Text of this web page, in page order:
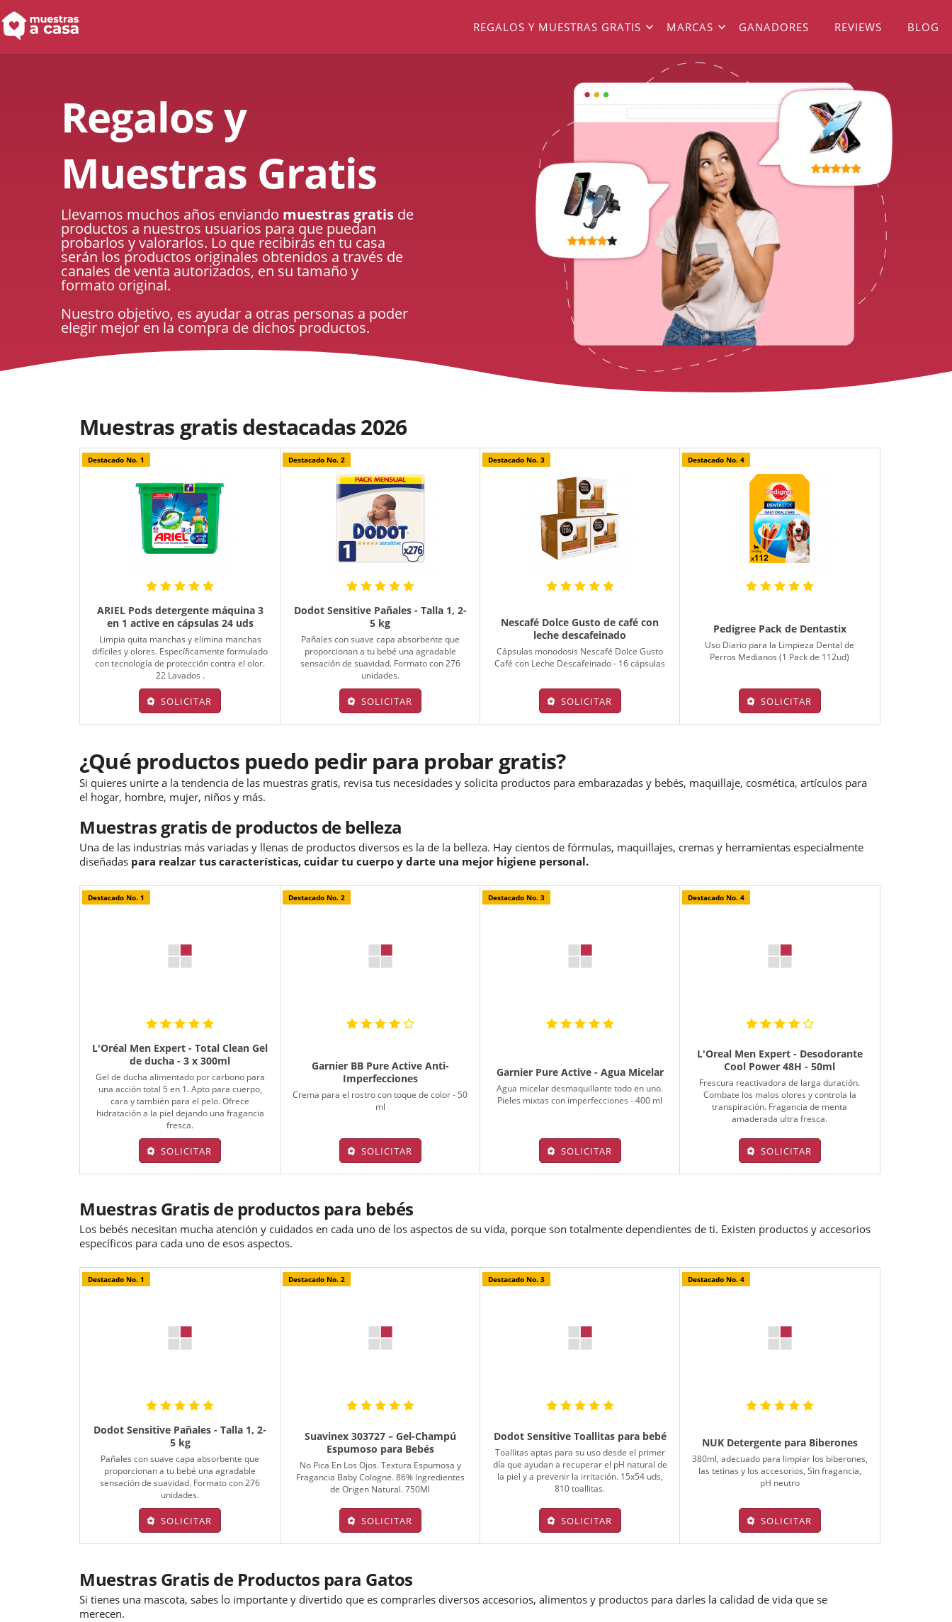
REGALOS Y MUESTRAS GRATIS MARCAS GANADORES REVIEWS BLOG
Regalos y
Muestras Gratis
Llevamos muchos años enviando muestras gratis de
productos a nuestros usuarios para que puedan
probarlos y valorarlos. Lo que recibirás en tu casa
serán los productos originales obtenidos a través de
canales de venta autorizados, en su tamaño y
formato original.
Nuestro objetivo, es ayudar a otras personas a poder
elegir mejor en la compra de dichos productos.
Muestras gratis destacadas 2026
Destacado No. 1
ARIEL Pods detergente máquina 3
en 1 active en cápsulas 24 uds
Limpia quita manchas y elimina manchas
difíciles y olores. Específicamente formulado
con tecnología de protección contra el olor.
22 Lavados .
SOLICITAR
Destacado No. 2
Dodot Sensitive Pañales - Talla 1, 2-
5 kg
Pañales con suave capa absorbente que
proporcionan a tu bebé una agradable
sensación de suavidad. Formato con 276
unidades.
SOLICITAR
Destacado No. 3
Nescafé Dolce Gusto de café con
leche descafeinado
Cápsulas monodosis Nescafé Dolce Gusto
Café con Leche Descafeinado - 16 cápsulas
SOLICITAR
Destacado No. 4
Pedigree Pack de Dentastix
Uso Diario para la Limpieza Dental de
Perros Medianos (1 Pack de 112ud)
SOLICITAR
¿Qué productos puedo pedir para probar gratis?
Si quieres unirte a la tendencia de las muestras gratis, revisa tus necesidades y solicita productos para embarazadas y bebés, maquillaje, cosmética, artículos para
el hogar, hombre, mujer, niños y más.
Muestras gratis de productos de belleza
Una de las industrias más variadas y llenas de productos diversos es la de la belleza. Hay cientos de fórmulas, maquillajes, cremas y herramientas especialmente
diseñadas para realzar tus características, cuidar tu cuerpo y darte una mejor higiene personal.
Destacado No. 1
L'Oréal Men Expert - Total Clean Gel
de ducha - 3 x 300ml
Gel de ducha alimentado por carbono para
una acción total 5 en 1. Apto para cuerpo,
cara y también para el pelo. Ofrece
hidratación a la piel dejando una fragancia
fresca.
SOLICITAR
Destacado No. 2
Garnier BB Pure Active Anti-
Imperfecciones
Crema para el rostro con toque de color - 50
ml
SOLICITAR
Destacado No. 3
Garnier Pure Active - Agua Micelar
Agua micelar desmaquillante todo en uno.
Pieles mixtas con imperfecciones - 400 ml
SOLICITAR
Destacado No. 4
L'Oreal Men Expert - Desodorante
Cool Power 48H - 50ml
Frescura reactivadora de larga duración.
Combate los malos olores y controla la
transpiración. Fragancia de menta
amaderada ultra fresca.
SOLICITAR
Muestras Gratis de productos para bebés
Los bebés necesitan mucha atención y cuidados en cada uno de los aspectos de su vida, porque son totalmente dependientes de ti. Existen productos y accesorios
específicos para cada uno de esos aspectos.
Destacado No. 1
Dodot Sensitive Pañales - Talla 1, 2-
5 kg
Pañales con suave capa absorbente que
proporcionan a tu bebé una agradable
sensación de suavidad. Formato con 276
unidades.
SOLICITAR
Destacado No. 2
Suavinex 303727 – Gel-Champú
Espumoso para Bebés
No Pica En Los Ojos. Textura Espumosa y
Fragancia Baby Cologne. 86% Ingredientes
de Origen Natural. 750Ml
SOLICITAR
Destacado No. 3
Dodot Sensitive Toallitas para bebé
Toallitas aptas para su uso desde el primer
día que ayudan a recuperar el pH natural de
la piel y a prevenir la irritación. 15x54 uds,
810 toallitas.
SOLICITAR
Destacado No. 4
NUK Detergente para Biberones
380ml, adecuado para limpiar los biberones,
las tetinas y los accesorios, Sin fragancia,
pH neutro
SOLICITAR
Muestras Gratis de Productos para Gatos
Si tienes una mascota, sabes lo importante y divertido que es comprarles diversos accesorios, alimentos y productos para darles la calidad de vida que se
merecen.